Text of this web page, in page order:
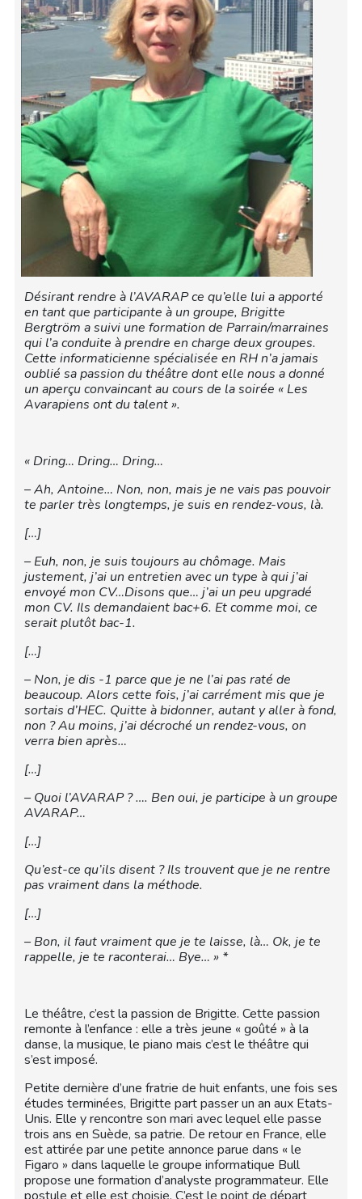
Désirant rendre à l’AVARAP ce qu’elle lui a apporté
en tant que participante à un groupe, Brigitte
Bergtröm a suivi une formation de Parrain/marraines
qui l’a conduite à prendre en charge deux groupes.
Cette informaticienne spécialisée en RH n’a jamais
oublié sa passion du théâtre dont elle nous a donné
un aperçu convaincant au cours de la soirée « Les
Avarapiens ont du talent ».
« Dring… Dring… Dring…
– Ah, Antoine… Non, non, mais je ne vais pas pouvoir
te parler très longtemps, je suis en rendez-vous, là.
[…]
– Euh, non, je suis toujours au chômage. Mais
justement, j’ai un entretien avec un type à qui j’ai
envoyé mon CV…Disons que… j’ai un peu upgradé
mon CV. Ils demandaient bac+6. Et comme moi, ce
serait plutôt bac-1.
[…]
– Non, je dis -1 parce que je ne l’ai pas raté de
beaucoup. Alors cette fois, j’ai carrément mis que je
sortais d’HEC. Quitte à bidonner, autant y aller à fond,
non ? Au moins, j’ai décroché un rendez-vous, on
verra bien après…
[…]
– Quoi l’AVARAP ? …. Ben oui, je participe à un groupe
AVARAP…
[…]
Qu’est-ce qu’ils disent ? Ils trouvent que je ne rentre
pas vraiment dans la méthode.
[…]
– Bon, il faut vraiment que je te laisse, là… Ok, je te
rappelle, je te raconterai… Bye… » *
Le théâtre, c’est la passion de Brigitte. Cette passion
remonte à l’enfance : elle a très jeune « goûté » à la
danse, la musique, le piano mais c’est le théâtre qui
s’est imposé.
Petite dernière d’une fratrie de huit enfants, une fois ses
études terminées, Brigitte part passer un an aux Etats-
Unis. Elle y rencontre son mari avec lequel elle passe
trois ans en Suède, sa patrie. De retour en France, elle
est attirée par une petite annonce parue dans « le
Figaro » dans laquelle le groupe informatique Bull
propose une formation d’analyste programmateur. Elle